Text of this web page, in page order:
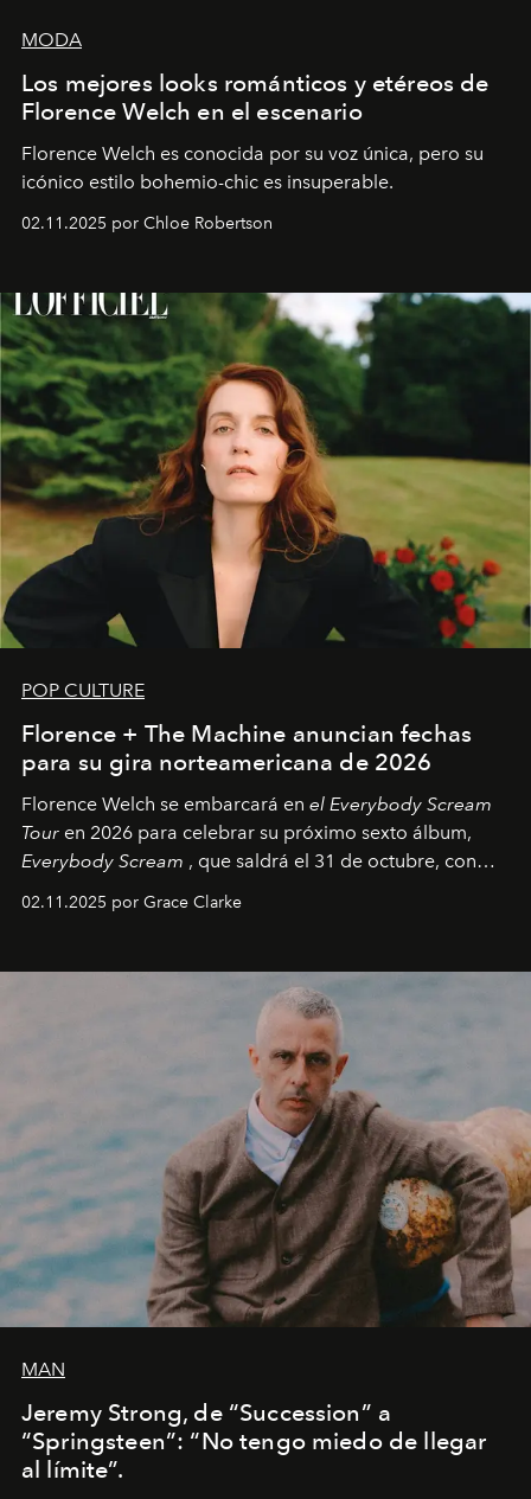
MODA
Los mejores looks románticos y etéreos de
Florence Welch en el escenario
Florence Welch es conocida por su voz única, pero su
icónico estilo bohemio-chic es insuperable.
02.11.2025 por Chloe Robertson
POP CULTURE
Florence + The Machine anuncian fechas
para su gira norteamericana de 2026
Florence Welch se embarcará en el Everybody Scream
Tour en 2026 para celebrar su próximo sexto álbum,
Everybody Scream , que saldrá el 31 de octubre, con
fechas en Norteamérica a partir de abril del próximo
02.11.2025 por Grace Clarke
MAN
Jeremy Strong, de “Succession” a
“Springsteen”: “No tengo miedo de llegar
al límite”.